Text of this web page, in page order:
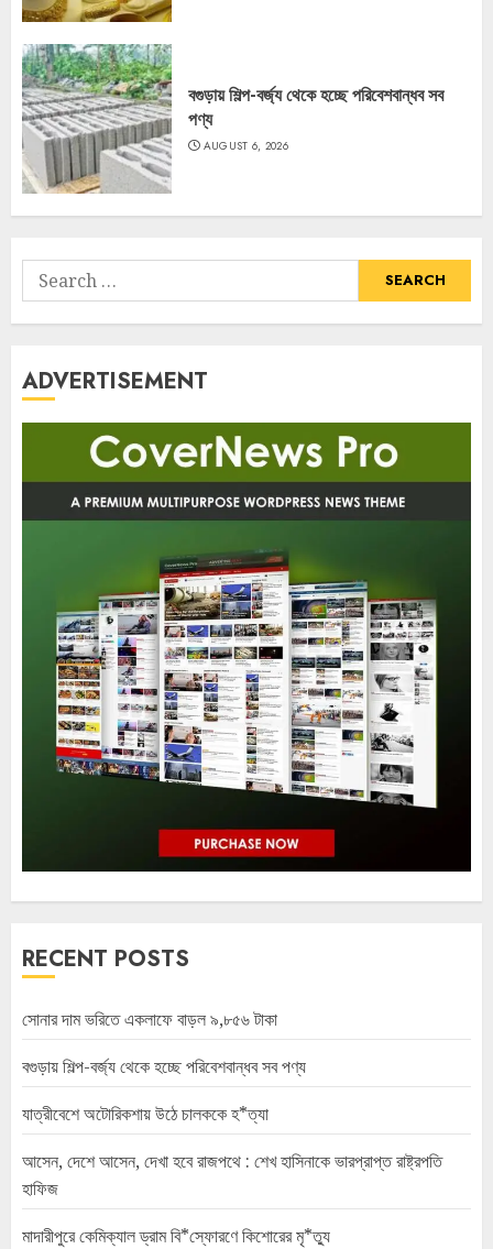
বগুড়ায় শিল্প-বর্জ্য থেকে হচ্ছে পরিবেশবান্ধব সব
পণ্য
AUGUST 6, 2026
Search
for:
ADVERTISEMENT
RECENT POSTS
সোনার দাম ভরিতে একলাফে বাড়ল ৯,৮৫৬ টাকা
বগুড়ায় শিল্প-বর্জ্য থেকে হচ্ছে পরিবেশবান্ধব সব পণ্য
যাত্রীবেশে অটোরিকশায় উঠে চালককে হ*ত্যা
আসেন, দেশে আসেন, দেখা হবে রাজপথে : শেখ হাসিনাকে ভারপ্রাপ্ত রাষ্ট্রপতি
হাফিজ
মাদারীপুরে কেমিক্যাল ড্রাম বি*স্ফোরণে কিশোরের মৃ*ত্যু